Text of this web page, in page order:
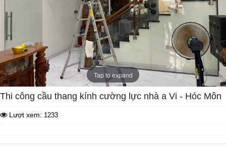
Tap to expand
Thi công cầu thang kính cường lực nhà a Vi - Hóc Môn
Lượt xem: 1233